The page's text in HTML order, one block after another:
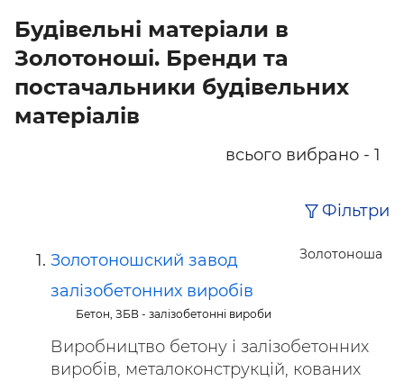
Будівельні матеріали в
Золотоноші. Бренди та
постачальники будівельних
матеріалів
всього вибрано - 1
Фільтри
Золотоноша
Золотоношский завод
залізобетонних виробів
Бетон, ЗБВ - залізобетонні вироби
Виробництво бетону і залізобетонних
виробів, металоконструкцій, кованих